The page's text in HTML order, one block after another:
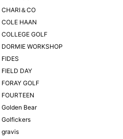
CHARI＆CO
COLE HAAN
COLLEGE GOLF
DORMIE WORKSHOP
FIDES
FIELD DAY
FORAY GOLF
FOURTEEN
Golden Bear
Golfickers
gravis